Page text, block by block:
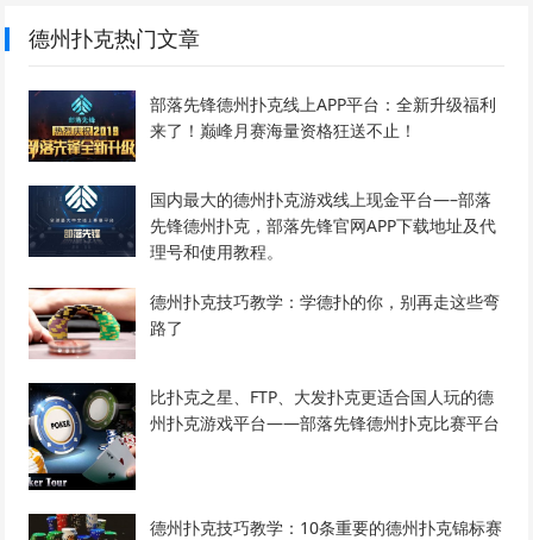
德州扑克热门文章
部落先锋德州扑克线上APP平台：全新升级福利
来了！巅峰月赛海量资格狂送不止！
国内最大的德州扑克游戏线上现金平台—–部落
先锋德州扑克，部落先锋官网APP下载地址及代
理号和使用教程。
德州扑克技巧教学：学德扑的你，别再走这些弯
路了
比扑克之星、FTP、大发扑克更适合国人玩的德
州扑克游戏平台——部落先锋德州扑克比赛平台
德州扑克技巧教学：10条重要的德州扑克锦标赛